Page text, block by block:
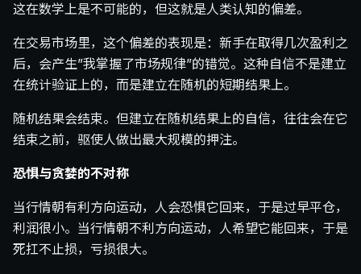
这在数学上是不可能的，但这就是人类认知的偏差。
在交易市场里，这个偏差的表现是：新手在取得几次盈利之
后，会产生”我掌握了市场规律”的错觉。这种自信不是建立
在统计验证上的，而是建立在随机的短期结果上。
随机结果会结束。但建立在随机结果上的自信，往往会在它
结束之前，驱使人做出最大规模的押注。
恐惧与贪婪的不对称
当行情朝有利方向运动，人会恐惧它回来，于是过早平仓，
利润很小。当行情朝不利方向运动，人希望它能回来，于是
死扛不止损，亏损很大。